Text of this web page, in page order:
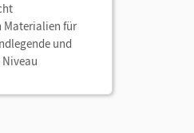
Materialien für
und